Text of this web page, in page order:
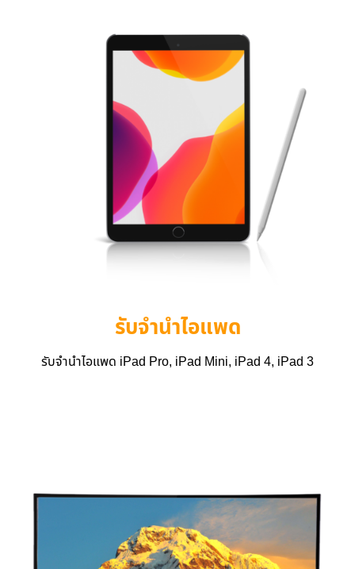
รับจำนำไอแพด
รับจำนำไอแพด iPad Pro, iPad Mini, iPad 4, iPad 3